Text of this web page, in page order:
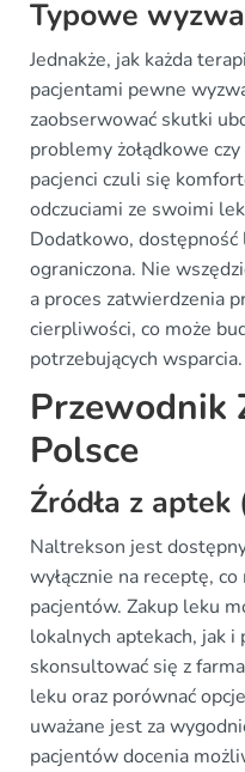
Typowe
Jednakże, jak każda
pacjentami pewne
zaobserwować skutki
problemy żołądkowe
pacjenci czuli się
odczuciami ze swoimi
Dodatkowo,
ograniczona. Nie
a proces zatwierdzenia
cierpliwości, co może
potrzebujących wsparcia.
Przewodnik
Polsce
Źródła z
Naltrekson jest
wyłącznie na receptę,
pacjentów. Zakup leku
lokalnych aptekach, jak
skonsultować się z
leku oraz porównać
uważane jest za
pacjentów docenia